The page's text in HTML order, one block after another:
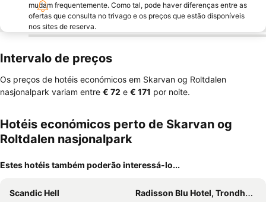
mudam frequentemente. Como tal, pode haver diferenças entre as
ofertas que consulta no trivago e os preços que estão disponíveis
nos sites de reserva.
Intervalo de preços
Os preços de hotéis económicos em Skarvan og Roltdalen
nasjonalpark variam entre ‎€ 72 e ‎€ 171 por noite.
Hotéis económicos perto de Skarvan og
Roltdalen nasjonalpark
Estes hotéis também poderão interessá-lo...
Scandic Hell
Radisson Blu Hotel, Trondheim Airport